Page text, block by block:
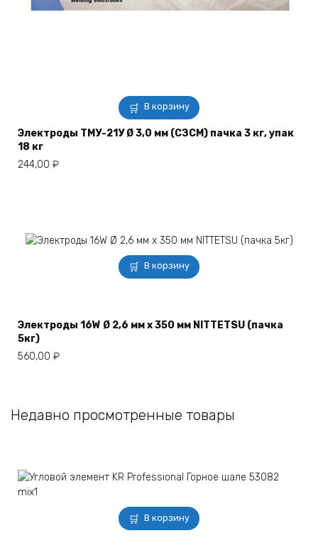
В корзину
Электроды ТМУ-21У Ø 3,0 мм (СЗСМ) пачка 3 кг, упак
18 кг
244,00 ₽
В корзину
Электроды 16W Ø 2,6 мм х 350 мм NITTETSU (пачка
5кг)
560,00 ₽
Недавно просмотренные товары
В корзину